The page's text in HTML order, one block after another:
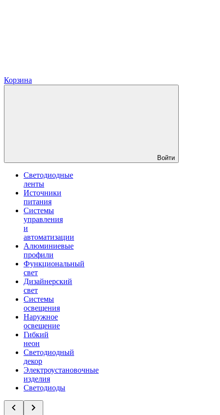
Корзина
Войти
Светодиодные
ленты
Источники
питания
Системы
управления
и
автоматизации
Алюминиевые
профили
Функциональный
свет
Дизайнерский
свет
Системы
освещения
Наружное
освещение
Гибкий
неон
Светодиодный
декор
Электроустановочные
изделия
Светодиоды